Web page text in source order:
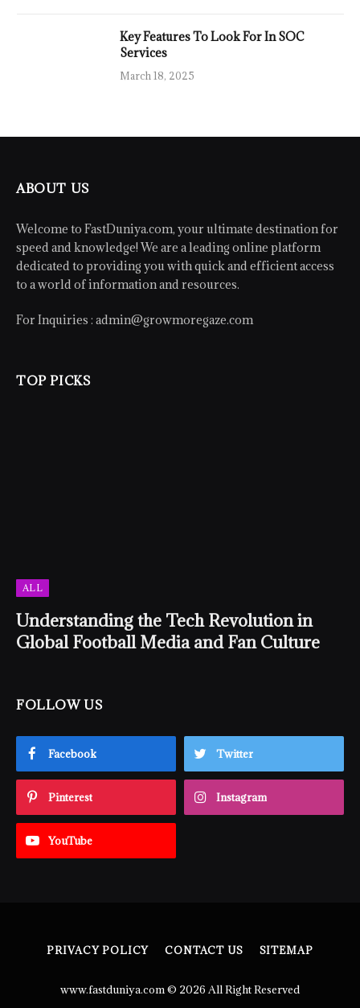
Key Features To Look For In SOC
Services
March 18, 2025
ABOUT US
Welcome to FastDuniya.com, your ultimate destination for
speed and knowledge! We are a leading online platform
dedicated to providing you with quick and efficient access
to a world of information and resources.
For Inquiries : admin@growmoregaze.com
TOP PICKS
ALL
Understanding the Tech Revolution in
Global Football Media and Fan Culture
FOLLOW US
Facebook Twitter
Pinterest Instagram
YouTube
PRIVACY POLICY CONTACT US SITEMAP
www.fastduniya.com © 2026 All Right Reserved